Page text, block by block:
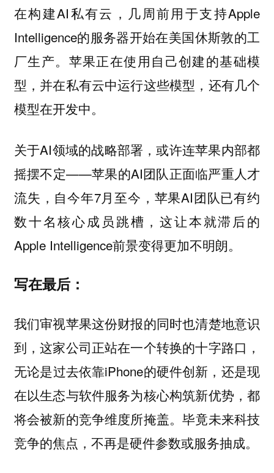
在构建AI私有云，几周前用于支持Apple
Intelligence的服务器开始在美国休斯敦的工
厂生产。苹果正在使用自己创建的基础模
型，并在私有云中运行这些模型，还有几个
模型在开发中。
关于AI领域的战略部署，或许连苹果内部都
摇摆不定——苹果的AI团队正面临严重人才
流失，自今年7月至今，苹果AI团队已有约
数十名核心成员跳槽，这让本就滞后的
Apple Intelligence前景变得更加不明朗。
写在最后：
我们审视苹果这份财报的同时也清楚地意识
到，这家公司正站在一个转换的十字路口，
无论是过去依靠iPhone的硬件创新，还是现
在以生态与软件服务为核心构筑新优势，都
将会被新的竞争维度所掩盖。毕竟未来科技
竞争的焦点，不再是硬件参数或服务抽成。